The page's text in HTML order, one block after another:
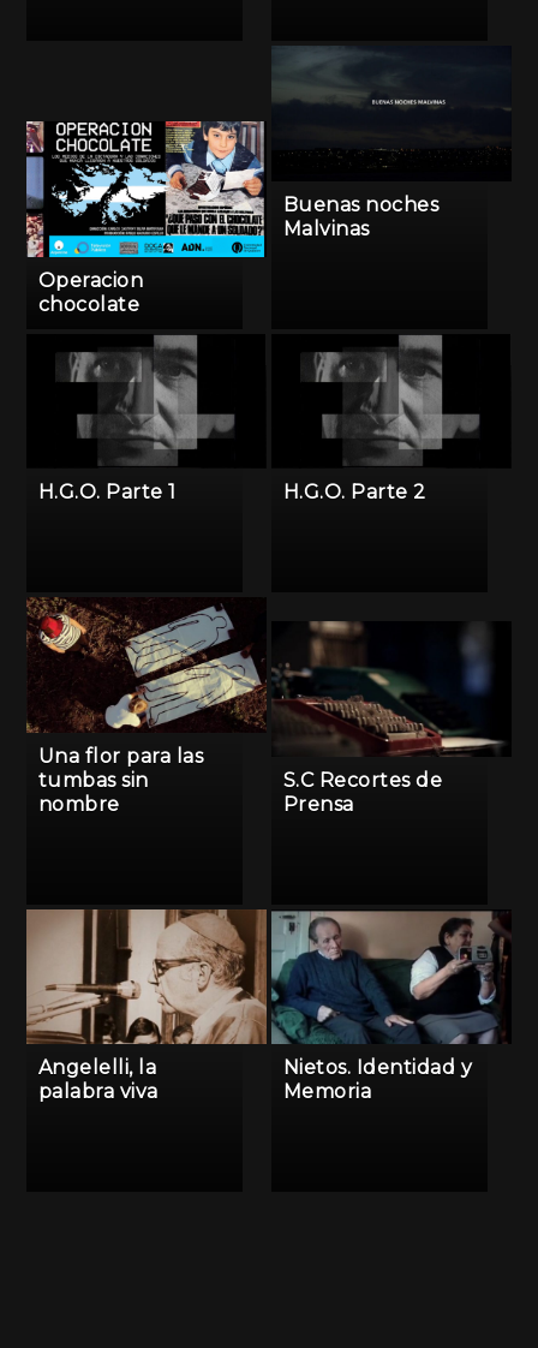
Operacion
chocolate
Buenas noches
Malvinas
H.G.O. Parte 1 H.G.O. Parte 2
Una flor para las
tumbas sin
nombre
S.C Recortes de
Prensa
Angelelli, la
palabra viva
Nietos. Identidad y
Memoria